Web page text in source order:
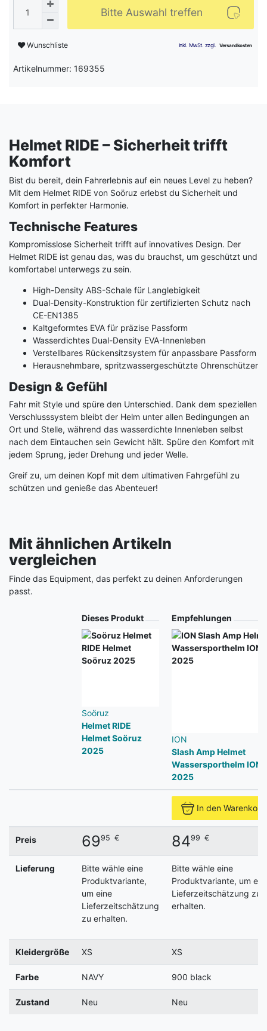
Bitte Auswahl treffen
Wunschliste
Artikelnummer: 169355
Helmet RIDE – Sicherheit trifft
Komfort
Bist du bereit, dein Fahrerlebnis auf ein neues Level zu heben?
Mit dem Helmet RIDE von Soöruz erlebst du Sicherheit und
Komfort in perfekter Harmonie.
Technische Features
Kompromisslose Sicherheit trifft auf innovatives Design. Der
Helmet RIDE ist genau das, was du brauchst, um geschützt und
komfortabel unterwegs zu sein.
High-Density ABS-Schale für Langlebigkeit
Dual-Density-Konstruktion für zertifizierten Schutz nach
CE-EN1385
Kaltgeformtes EVA für präzise Passform
Wasserdichtes Dual-Density EVA-Innenleben
Verstellbares Rückensitzsystem für anpassbare Passform
Herausnehmbare, spritzwassergeschützte Ohrenschützer
Design & Gefühl
Fahr mit Style und spüre den Unterschied. Dank dem speziellen
Verschlusssystem bleibt der Helm unter allen Bedingungen an
Ort und Stelle, während das wasserdichte Innenleben selbst
nach dem Eintauchen sein Gewicht hält. Spüre den Komfort mit
jedem Sprung, jeder Drehung und jeder Welle.
Greif zu, um deinen Kopf mit dem ultimativen Fahrgefühl zu
schützen und genieße das Abenteuer!
Mit ähnlichen Artikeln
vergleichen
Finde das Equipment, das perfekt zu deinen Anforderungen
passt.
Dieses Produkt
Soöruz
Helmet RIDE
Helmet Soöruz
2025
Empfehlungen
ION
Slash Amp Helmet
Wassersporthelm ION
2025
In den Warenkorb
Preis 6995 € 8499 €
Lieferung
Bitte wähle eine
Produktvariante,
um eine
Lieferzeitschätzung
zu erhalten.
Bitte wähle eine
Produktvariante, um
Lieferzeitschätzung zu
erhalten.
Kleidergröße XS XS
Farbe NAVY 900 black
Zustand Neu Neu